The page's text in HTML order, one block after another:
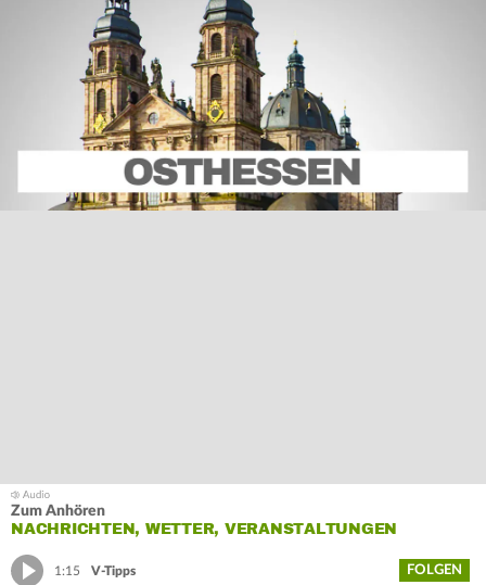
Zum Anhören
NACHRICHTEN, WETTER, VERANSTALTUNGEN
1:15 V-Tipps FOLGEN